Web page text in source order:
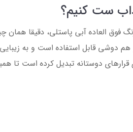
ست کنیم؟
فوق العاده آبی پاستلی، دقیقا
دوشی قابل استفاده است و به
قرارهای دوستانه تبدیل کرده است تا